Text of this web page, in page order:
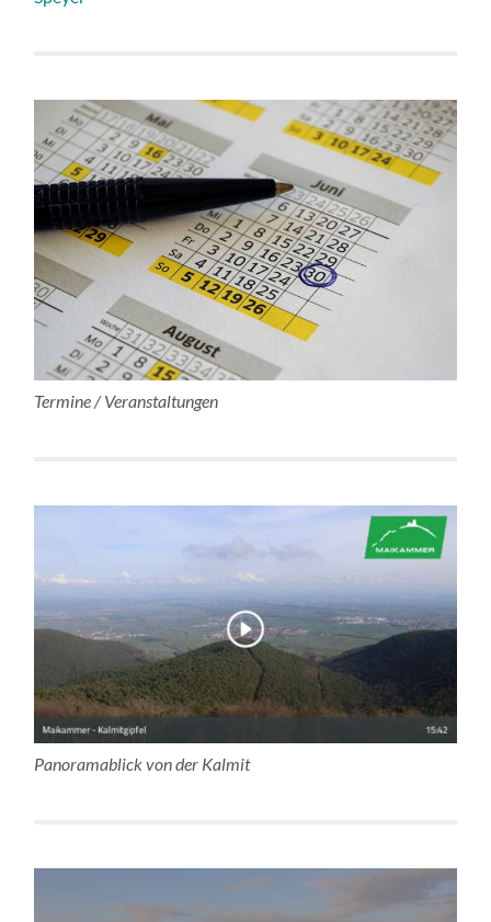
Termine / Veranstaltungen
Panoramablick von der Kalmit